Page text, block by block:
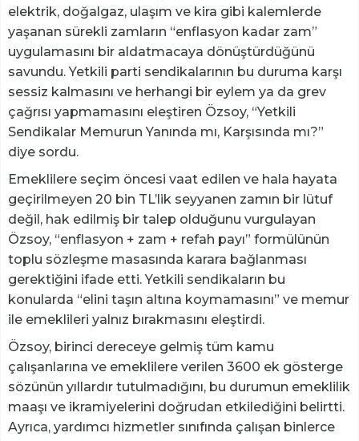
elektrik, doğalgaz, ulaşım ve kira gibi kalemlerde
yaşanan sürekli zamların “enflasyon kadar zam”
uygulamasını bir aldatmacaya dönüştürdüğünü
savundu. Yetkili parti sendikalarının bu duruma karşı
sessiz kalmasını ve herhangi bir eylem ya da grev
çağrısı yapmamasını eleştiren Özsoy, “Yetkili
Sendikalar Memurun Yanında mı, Karşısında mı?”
diye sordu.
Emeklilere seçim öncesi vaat edilen ve hala hayata
geçirilmeyen 20 bin TL’lik seyyanen zamın bir lütuf
değil, hak edilmiş bir talep olduğunu vurgulayan
Özsoy, “enflasyon + zam + refah payı” formülünün
toplu sözleşme masasında karara bağlanması
gerektiğini ifade etti. Yetkili sendikaların bu
konularda “elini taşın altına koymamasını” ve memur
ile emeklileri yalnız bırakmasını eleştirdi.
Özsoy, birinci dereceye gelmiş tüm kamu
çalışanlarına ve emeklilere verilen 3600 ek gösterge
sözünün yıllardır tutulmadığını, bu durumun emeklilik
maaşı ve ikramiyelerini doğrudan etkilediğini belirtti.
Ayrıca, yardımcı hizmetler sınıfında çalışan binlerce